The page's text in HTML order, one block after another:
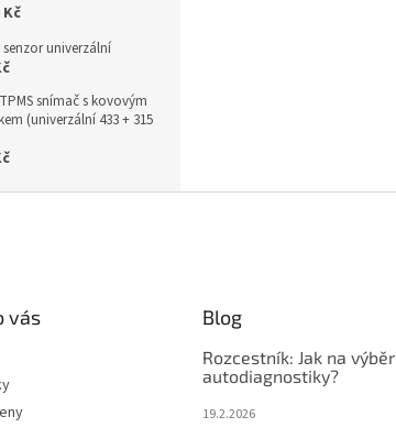
Kč
senzor univerzální
snímač s kovovým
(univerzální 433 + 315
vás Blog
Rozcestník: Jak na výběr
autodiagnostiky?
19.2.2026